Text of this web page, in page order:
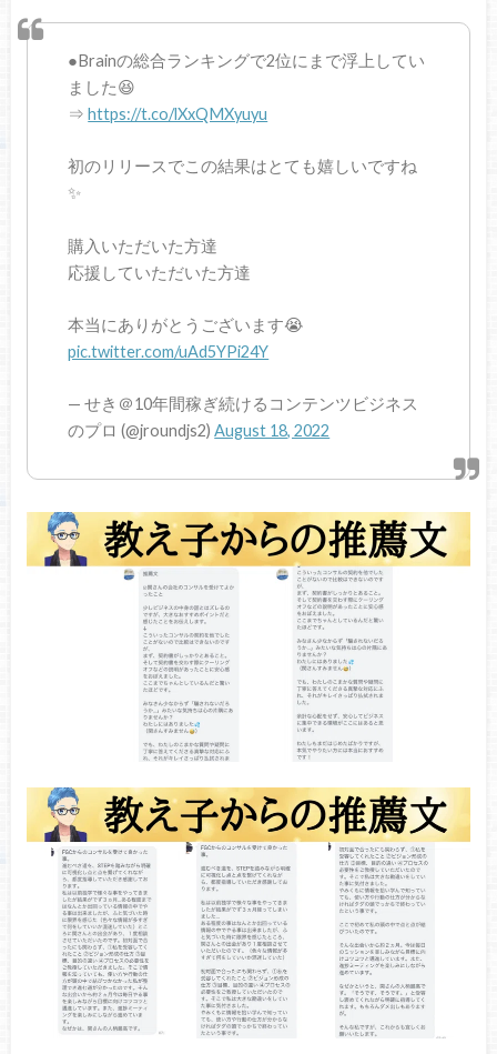
●Brainの総合ランキングで2位にまで浮上してい
ました😆
⇒https://t.co/lXxQMXyuyu
初のリリースでこの結果はとても嬉しいですね
✨
購入いただいた方達
応援していただいた方達
本当にありがとうございます😭
pic.twitter.com/uAd5YPi24Y
— せき＠10年間稼ぎ続けるコンテンツビジネス
のプロ (@jroundjs2)August 18, 2022